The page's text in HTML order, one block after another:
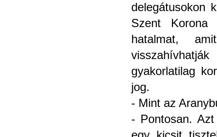
delegátusokon
Szent Korona
hatalmat,
gyakorlatilag
jog.
- Mint az
- Pontosan.